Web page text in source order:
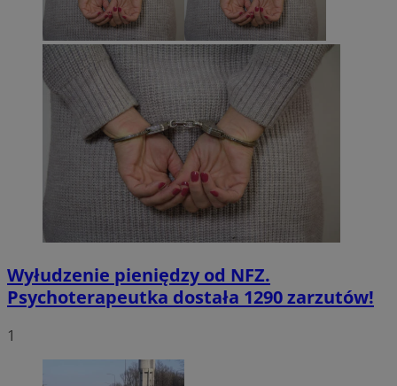
Wyłudzenie pieniędzy od NFZ.
Psychoterapeutka dostała 1290 zarzutów!
1